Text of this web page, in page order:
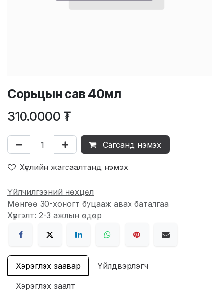
Сорьцын сав 40мл
310.0000 ₮
Сагсанд нэмэх
Хүслийн жагсаалтанд нэмэх
Үйлчилгээний нөхцөл
Мөнгөө 30-хоногт буцааж авах баталгаа
Хүргэлт: 2-3 ажлын өдөр
Хэрэглэх заавар Үйлдвэрлэгч
Хэрэглэх заалт